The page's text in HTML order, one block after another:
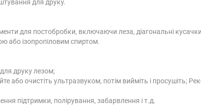
для друку.
для постобробки, включаючи леза, діагональні
або ізопропіловим спиртом.
друку лезом;
або очистіть ультразвуком, потім вийміть і просушіть;
підтримки, полірування, забарвлення і т.д.